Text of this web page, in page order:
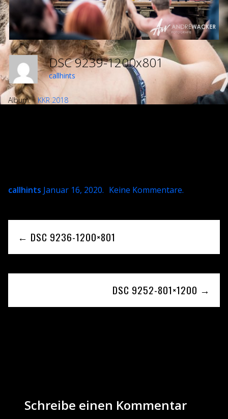
DSC 9239-1200x801
callhints
Album: KKR 2018
callhints Januar 16, 2020. Keine Kommentare.
← DSC 9236-1200×801
DSC 9252-801×1200 →
Schreibe einen Kommentar